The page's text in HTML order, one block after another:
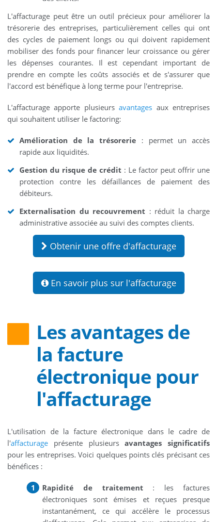
L'affacturage peut être un outil précieux pour améliorer la
trésorerie des entreprises, particulièrement celles qui ont
des cycles de paiement longs ou qui doivent rapidement
mobiliser des fonds pour financer leur croissance ou gérer
les dépenses courantes. Il est cependant important de
prendre en compte les coûts associés et de s'assurer que
l'accord est bénéfique à long terme pour l'entreprise.
L'affacturage apporte plusieursavantages aux entreprises
qui souhaitent utiliser le factoring:
Amélioration de la trésorerie : permet un accès
rapide aux liquidités.
Gestion du risque de crédit : Le factor peut offrir une
protection contre les défaillances de paiement des
débiteurs.
Externalisation du recouvrement : réduit la charge
administrative associée au suivi des comptes clients.
Obtenir une offre d'affacturage
En savoir plus sur l'affacturage
Les avantages de
la facture
électronique pour
l'affacturage
L'utilisation de la facture électronique dans le cadre de
l'affacturage présente plusieursavantages significatifs
pour les entreprises. Voici quelques points clés précisant ces
bénéfices :
Rapidité de traitement : les factures
électroniques sont émises et reçues presque
instantanément, ce qui accélère le processus